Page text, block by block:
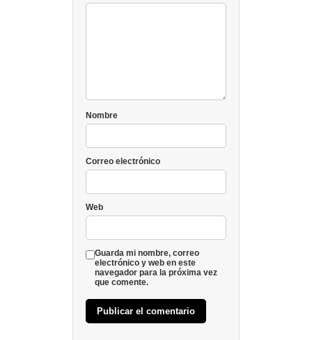
Nombre
Correo electrónico
Web
Guarda mi nombre, correo
electrónico y web en este
navegador para la próxima vez
que comente.